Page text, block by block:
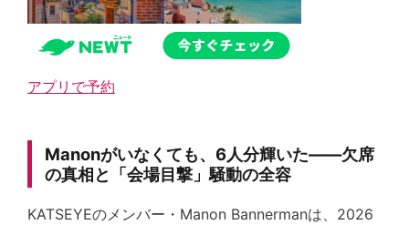
アプリで予約
Manonがいなくても、6人分輝いた——欠席
の真相と「会場目撃」騒動の全容
KATSEYEのメンバー・Manon Bannermanは、2026